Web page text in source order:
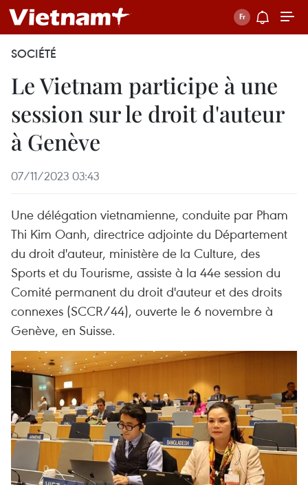
SOCIÉTÉ
Le Vietnam participe à une
session sur le droit d'auteur
à Genève
07/11/2023 03:43
Une délégation vietnamienne, conduite par Pham
Thi Kim Oanh, directrice adjointe du Département
du droit d'auteur, ministère de la Culture, des
Sports et du Tourisme, assiste à la 44e session du
Comité permanent du droit d'auteur et des droits
connexes (SCCR/44), ouverte le 6 novembre à
Genève, en Suisse.